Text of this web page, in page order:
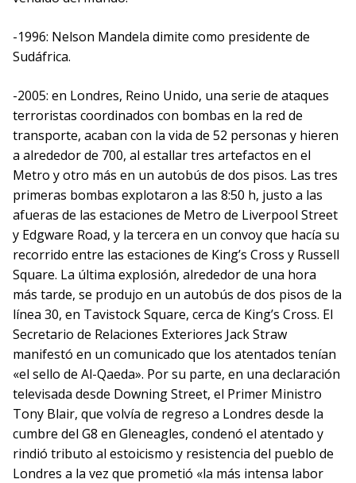
-1996: Nelson Mandela dimite como presidente de
Sudáfrica.
-2005: en Londres, Reino Unido, una serie de ataques
terroristas coordinados con bombas en la red de
transporte, acaban con la vida de 52 personas y hieren
a alrededor de 700, al estallar tres artefactos en el
Metro y otro más en un autobús de dos pisos. Las tres
primeras bombas explotaron a las 8:50 h, justo a las
afueras de las estaciones de Metro de Liverpool Street
y Edgware Road, y la tercera en un convoy que hacía su
recorrido entre las estaciones de King’s Cross y Russell
Square. La última explosión, alrededor de una hora
más tarde, se produjo en un autobús de dos pisos de la
línea 30, en Tavistock Square, cerca de King’s Cross. El
Secretario de Relaciones Exteriores Jack Straw
manifestó en un comunicado que los atentados tenían
«el sello de Al-Qaeda». Por su parte, en una declaración
televisada desde Downing Street, el Primer Ministro
Tony Blair, que volvía de regreso a Londres desde la
cumbre del G8 en Gleneagles, condenó el atentado y
rindió tributo al estoicismo y resistencia del pueblo de
Londres a la vez que prometió «la más intensa labor